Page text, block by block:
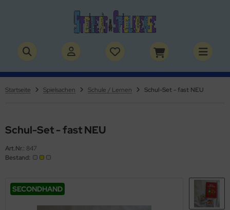
Startseite Spielsachen Schule / Lernen Schul-Set - fast NEU
Schul-Set - fast NEU
Art.Nr.: 847
Bestand:
SECONDHAND